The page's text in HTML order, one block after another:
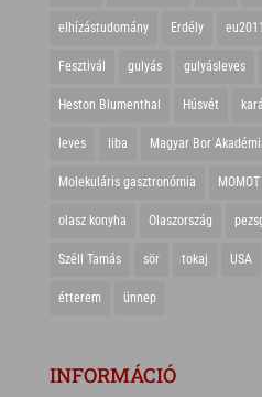
elhízástudomány Erdély eu2011
Fesztivál gulyás gulyásleves
Heston Blumenthal Húsvét
leves liba Magyar Bor
Molekuláris gasztronómia MOMOT
olasz konyha Olaszország
Széll Tamás sör tokaj USA
étterem ünnep
INFORMÁCIÓ